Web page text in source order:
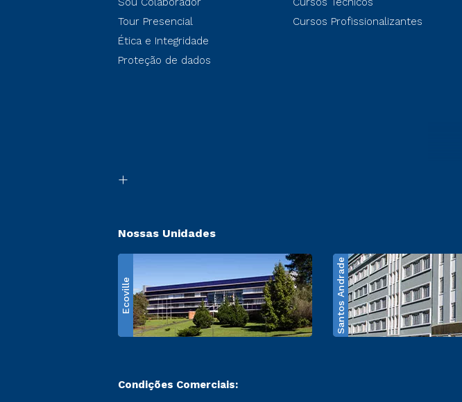
Tour Presencial
Ética e Integridade
Proteção de dados
Cursos Profissionalizantes
Nossas Unidades
Ecoville Santos Andrade
Condições Comerciais: